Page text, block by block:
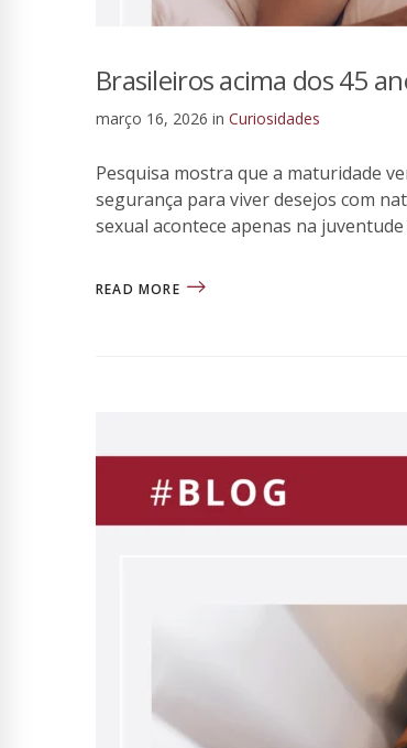
Brasileiros acima dos 45
março 16, 2026 in Curiosidades
Pesquisa mostra que a maturidade
segurança para viver desejos com
sexual acontece apenas na
READ MORE